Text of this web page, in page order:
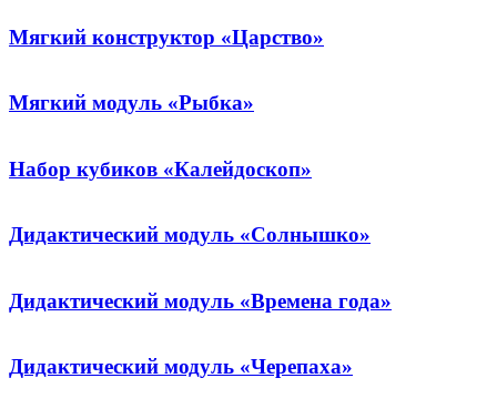
Мягкий конструктор «Царство»
Мягкий модуль «Рыбка»
Набор кубиков «Калейдоскоп»
Дидактический модуль «Солнышко»
Дидактический модуль «Времена года»
Дидактический модуль «Черепаха»